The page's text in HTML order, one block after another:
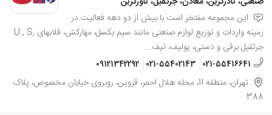
این مجموعه مفتخر است با بیش از دو دهه فعالیت در
زمینه واردات و توزیع لوازم صنعتی مانند سیم بکسل، مهارکش، قلابهای ,U , S
جرثقیل برقی و دستی، پولیف، تیف...
021-55416641
021-55402143
09121342292
تهران، منطقه 11، محله هلال احمر، قزوین، روبروی خیابان مخصوص، پلاک
388